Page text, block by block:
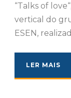
“Talks of
vertical do
ESEN,
LER MAIS